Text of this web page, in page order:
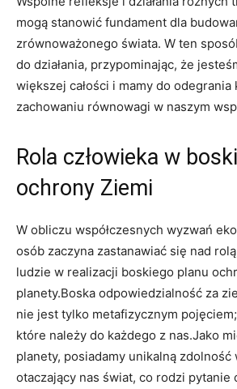
mogą stanowić ⁢fundament⁣ dla
zrównoważonego ‌świata. W ten
do działania, ⁢przypominając, ‍że
większej całości i mamy do
zachowaniu równowagi w naszym
Rola człowieka w
ochrony Ziemi
W ‌obliczu współczesnych wyzwań
osób ⁤zaczyna zastanawiać ⁤się​ nad
ludzie ⁣w‌ realizacji boskiego planu
planety.Boska odpowiedzialność⁢ za
nie jest tylko ⁣metafizycznym
które należy⁢ do każdego z ⁢nas.Jako
planety, posiadamy unikalną‌ zdolność
otaczający nas świat, co rodzi⁣ pytanie